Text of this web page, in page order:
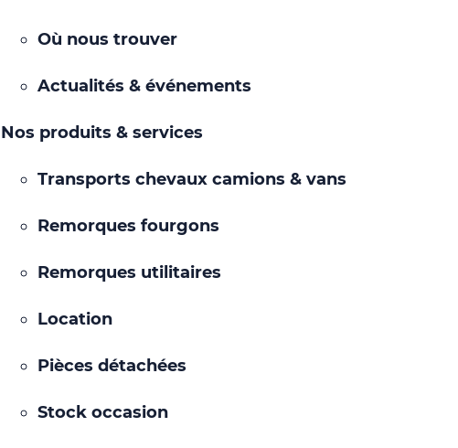
Où nous trouver
Actualités & événements
Nos produits & services
Transports chevaux camions & vans
Remorques fourgons
Remorques utilitaires
Location
Pièces détachées
Stock occasion